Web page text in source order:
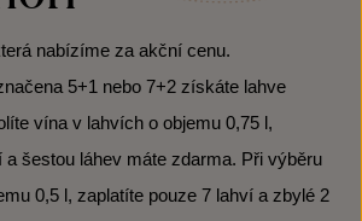
nabízíme za akční cenu.
5+1 nebo 7+2 získáte lahve
vína v lahvích o objemu 0,75 l,
a šestou láhev máte zdarma. Při výběru
0,5 l, zaplatíte pouze 7 lahví a zbylé 2